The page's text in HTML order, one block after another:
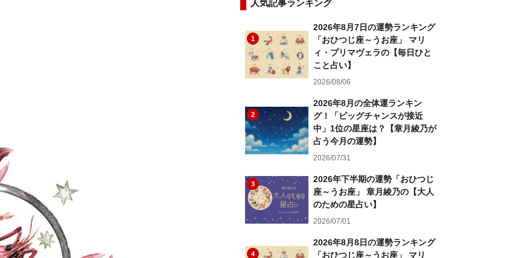
人気記事ランキング
1
2026年8月7日の運勢ランキング
「おひつじ座～うお座」 マリ
ィ・プリマヴェラの【毎日ひと
こと占い】
2026/08/06
2
2026年8月の全体運ランキン
グ！「ビッグチャンスが接近
中」1位の星座は？【章月綾乃が
占う今月の運勢】
2026/07/31
3
2026年下半期の運勢「おひつじ
座～うお座」 章月綾乃の【大人
のための星占い】
2026/07/01
4
2026年8月8日の運勢ランキング
「おひつじ座～うお座」 マリ